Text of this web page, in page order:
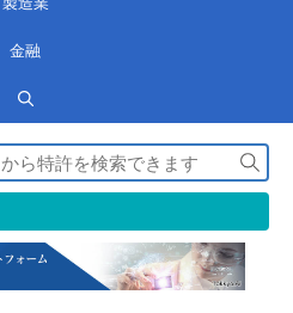
金融
検
索